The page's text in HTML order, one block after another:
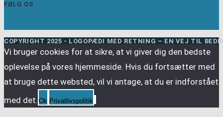
FØLG OS
COPYRIGHT 2025 - LOGOPÆDI MED RETNING – EN VEJ TIL
Vi bruger cookies for at sikre, at vi giver dig den bedste
oplevelse på vores hjemmeside. Hvis du fortsætter med
at bruge dette websted, vil vi antage, at du er indforstået
med det. Ok Privatlivspolitik